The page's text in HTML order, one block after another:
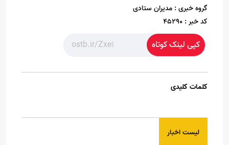
گروه خبری : مدیران ستادی
کد خبر : 45290
کپی لینک کوتاه
کلمات کلیدی
لیست اخبار